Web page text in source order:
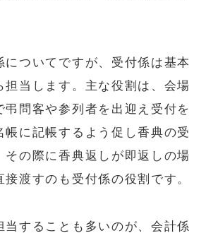
についてですが、受付係は基本
担当します。主な役割は、会場
弔問客や参列者を出迎え受付を
帳に記帳するよう促し香典の受
その際に香典返しが即返しの場
渡すのも受付係の役割です。
当することも多いのが、会計係